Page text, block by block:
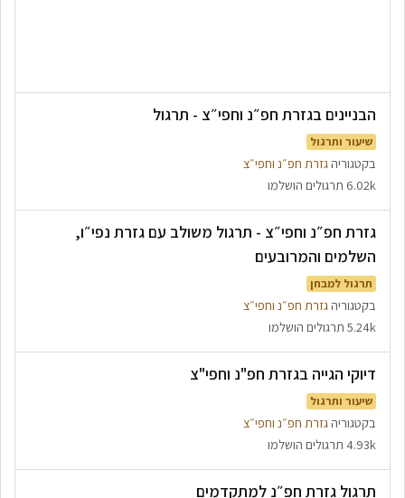
הבניינים בגזרת חפ״נ וחפי״צ - תרגול
שיעור ותרגול
בקטגוריהגזרת חפ״נ וחפי״צ
6.02k תרגולים הושלמו
גזרת חפ״נ וחפי״צ - תרגול משולב עם גזרת נפי״ו,
השלמים והמרובעים
תרגול למבחן
בקטגוריהגזרת חפ״נ וחפי״צ
5.24k תרגולים הושלמו
דיוקי הגייה בגזרת חפ"נ וחפי"צ
שיעור ותרגול
בקטגוריהגזרת חפ״נ וחפי״צ
4.93k תרגולים הושלמו
תרגול גזרת חפ״נ למתקדמים